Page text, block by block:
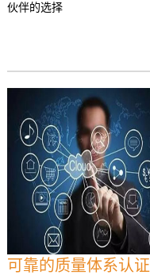
伙伴的选择
可靠的质量体系认证